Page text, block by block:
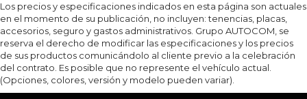
Los precios y especificaciones indicados en esta página son actuales
en el momento de su publicación, no incluyen: tenencias, placas,
accesorios, seguro y gastos administrativos. Grupo AUTOCOM, se
reserva el derecho de modificar las especificaciones y los precios
de sus productos comunicándolo al cliente previo a la celebración
del contrato. Es posible que no represente el vehículo actual.
(Opciones, colores, versión y modelo pueden variar).